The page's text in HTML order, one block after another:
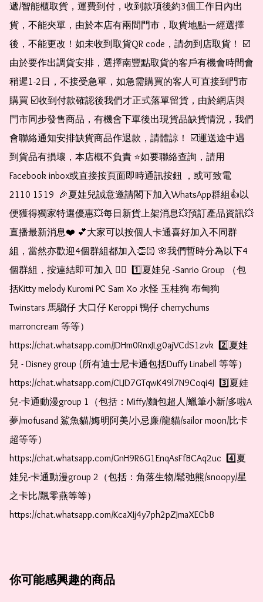
遞/智能櫃取貨，運費到付，收到款項後約3個工作日內出
貨，不能夾單，由於本店有兩間門市，取貨地點一經選擇
後，不能更改！如未收到取貨QR code，請勿到店取貨！ ☑️
由於要作出調貨安排，選擇南豐點取貨的客戶有機會時間會
稍遲1-2日，不接受急單，如急需購買的客人可直接到門市
購買 ☑️收到付款確認後我們才正式落單留貨，由於網店與
門市同步發售商品，有機會下單後出現貨品缺貨情況，我們
會聯絡通知安排缺貨商品作退款，請體諒！ ☑️運送途中遇
到貨品有損壞，本店概不負責 ⭐️如要聯絡查詢，請用
Facebook inbox或直接按頁面即時通訊按鈕 ，或可致電
2110 1519  🎉夏娃兒誠意邀請閣下加入WhatsApp群組👍以
便獲得獨家特選優惠💥每日新貨上架消息💥預訂產品資訊💥
直播最新消息❤️ 💕大家可以按個人卡通喜好加入不同群
組，當然亦歡迎4個群組都加入👏🏻 🌸我們暫時分為以下4
個群組，按連結即可加入 👇🏻  1️⃣夏娃兒 -Sanrio Group （包
括Kitty melody Kuromi PC Sam Xo 水怪 玉桂狗 布甸狗
Twinstars 馬騮仔 大口仔 Keroppi 鴨仔 cherrychums
marroncream 等等）
https://chat.whatsapp.com/JDHm0RnxJLg0ajVCdS1zvk  2️⃣夏娃
兒 - Disney group (所有迪士尼卡通包括Duffy Linabell 等等）
https://chat.whatsapp.com/CLJD7GTqwK49l7N9Coqi4J  3️⃣夏娃
兒-卡通動漫group 1（包括：Miffy/麵包超人/蠟筆小新/多啦A
夢/mofusand 鯊魚貓/娒明阿美/小忌廉/龍貓/sailor moon/比卡
超等等）
https://chat.whatsapp.com/GnH9R6G1EnqAsFfBCAq2uc  4️⃣夏
娃兒-卡通動漫group 2（包括：角落生物/鬆弛熊/snoopy/星
之卡比/飄零燕等等）
https://chat.whatsapp.com/KcaXIj4y7ph2pZJmaXECbB
你可能感興趣的商品